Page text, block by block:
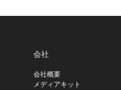
会社
会社概要
メディアキット